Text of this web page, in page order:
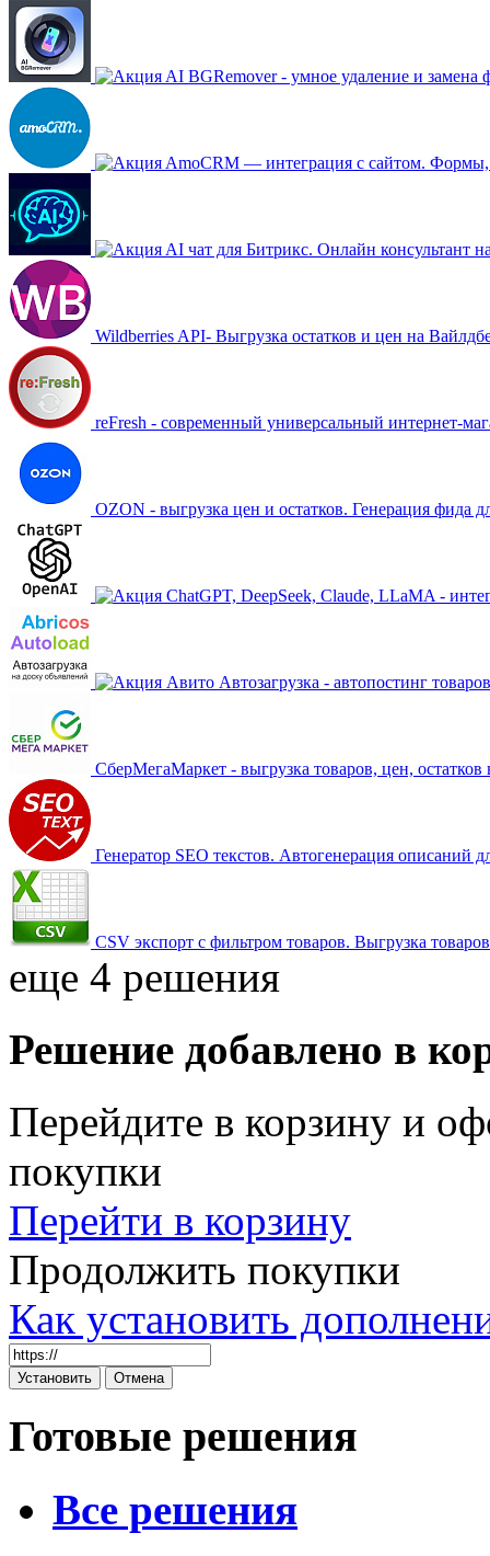
AI BGRemover - умное удаление и замена
AmoCRM — интеграция c сайтом. Формы,
AI чат для Битрикс. Онлайн консультант
Wildberries API- Выгрузка остатков и цен на
reFresh - современный универсальный интернет-
OZON - выгрузка цен и остатков. Генерация фида
ChatGPT, DeepSeek, Claude, LLaMA -
Авито Автозагрузка - автопостинг
СберМегаМаркет - выгрузка товаров, цен,
Генератор SEO текстов. Автогенерация описаний
CSV экспорт с фильтром товаров. Выгрузка
еще 4 решения
Решение добавлено в
Перейдите в корзину и
покупки
Перейти в корзину
Продолжить покупки
Как установить
Готовые решения
Все решения